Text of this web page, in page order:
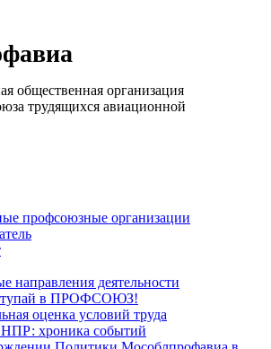
общественная организация
трудящихся авиационной
профсоюзные организации
направления деятельности
в ПРОФСОЮЗ!
оценка условий труда
хроника событий